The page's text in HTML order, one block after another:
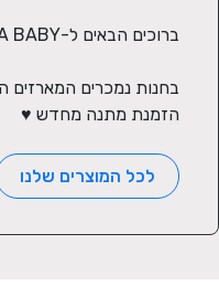
הזמנת מתנה מחדש ♥
לכל המוצרים שלנו